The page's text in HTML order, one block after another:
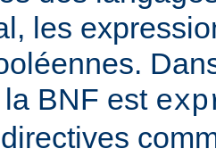
les
BNF est